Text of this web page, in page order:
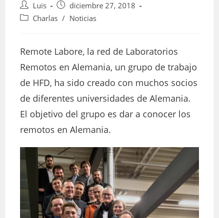
Autor
de
Luis
Publicación
de
diciembre 27, 2018
Categoría
entrada:
Charlas / Noticias
Remote Labore, la red de Laboratorios
Remotos en Alemania, un grupo de trabajo
de HFD, ha sido creado con muchos socios
de diferentes universidades de Alemania.
El objetivo del grupo es dar a conocer los
remotos en Alemania.